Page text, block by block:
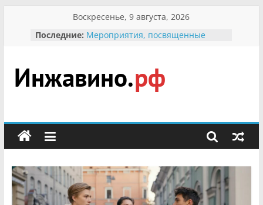
содержимому
Воскресенье, 9 августа, 2026
Последние: Мероприятия, посвященные
гражданин Инжавинского округа»
участнице Великой
Отечественной, фронтовичке
Безопасность в сети Интернет
мероприятии «Сохраним
первоцветы!»
В вольере Воронинского
заповедника родились крапчатые
суслики
Инжавино.рф
сельский
портал